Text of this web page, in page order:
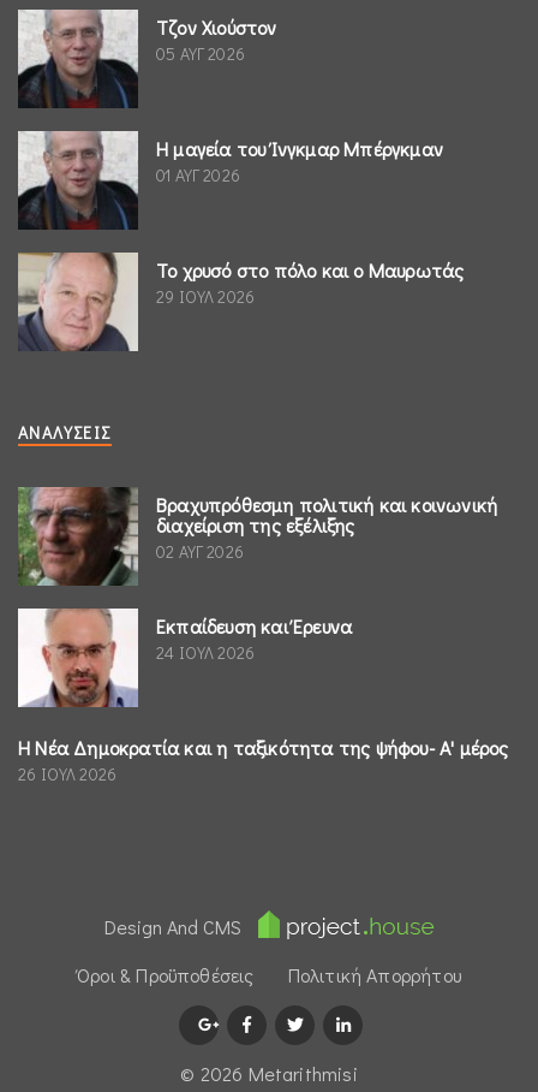
Τζον Χιούστον
05 ΑΥΓ 2026
Η μαγεία του Ίνγκμαρ Μπέργκμαν
01 ΑΥΓ 2026
Το χρυσό στο πόλο και ο Μαυρωτάς
29 ΙΟΥΛ 2026
ΑΝΑΛΎΣΕΙΣ
Βραχυπρόθεσμη πολιτική και κοινωνική
διαχείριση της εξέλιξης
02 ΑΥΓ 2026
Εκπαίδευση και Έρευνα
24 ΙΟΥΛ 2026
Η Νέα Δημοκρατία και η ταξικότητα της ψήφου- Α' μέρος
26 ΙΟΥΛ 2026
Design And CMS
Όροι & Προϋποθέσεις
Πολιτική Απορρήτου
© 2026 Μetarithmisi